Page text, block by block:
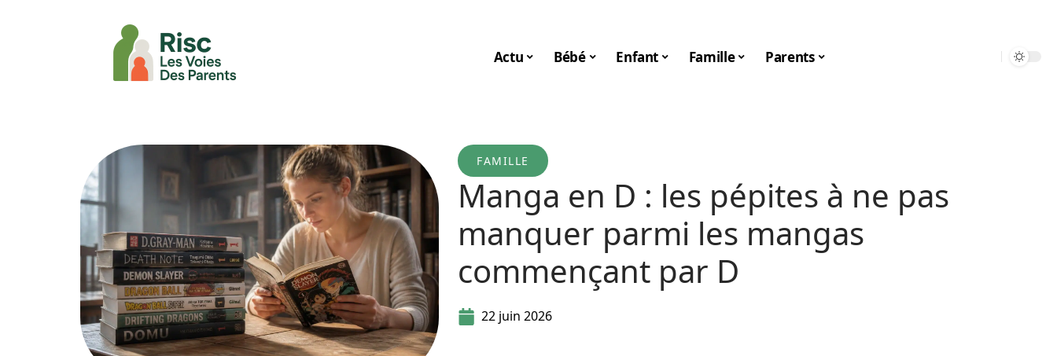
Actu Bébé Enfant Famille Parents
FAMILLE
Manga en D : les pépites à ne pas
manquer parmi les mangas
commençant par D
22 juin 2026